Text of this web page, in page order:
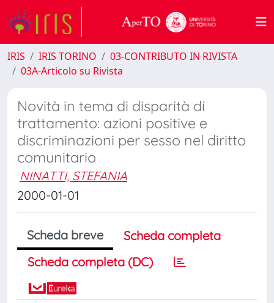
IRIS IRIS TORINO
03-CONTRIBUTO IN RIVISTA
03A-Articolo su Rivista
Novità in tema di disparità di
trattamento: azioni positive e
discriminazioni per sesso nel diritto
comunitario
NINATTI, STEFANIA
2000-01-01
Scheda breve
Scheda completa
Scheda completa (DC)